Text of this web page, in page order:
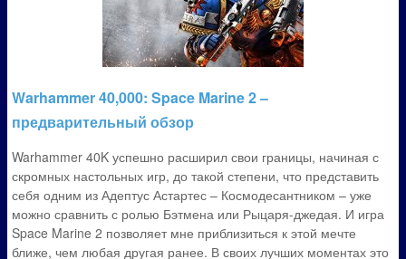
Warhammer 40,000: Space Marine 2 –
предварительный обзор
Warhammer 40K успешно расширил свои границы, начиная с
скромных настольных игр, до такой степени, что представить
себя одним из Адептус Астартес – Космодесантником – уже
можно сравнить с ролью Бэтмена или Рыцаря-джедая. И игра
Space Marine 2 позволяет мне приблизиться к этой мечте
ближе, чем любая другая ранее. В своих лучших моментах это